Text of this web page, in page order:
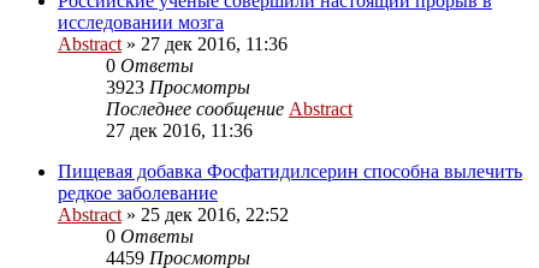
исследовании мозга
Abstract » 27 дек 2016, 11:36
0 Ответы
3923 Просмотры
Последнее сообщение Abstract
27 дек 2016, 11:36
Пищевая добавка Фосфатидилсерин способна вылечить
редкое заболевание
Abstract » 25 дек 2016, 22:52
0 Ответы
4459 Просмотры